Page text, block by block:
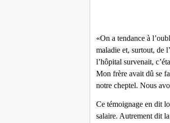
«On a tendance à
maladie et, surtout, de
l’hôpital survenait,
Mon frère avait dû se
notre cheptel. Nous
Ce témoignage en dit
salaire. Autrement dit